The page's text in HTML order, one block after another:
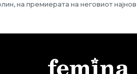
на премиерата на неговиот